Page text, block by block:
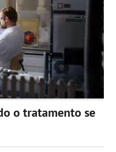
o tratamento se